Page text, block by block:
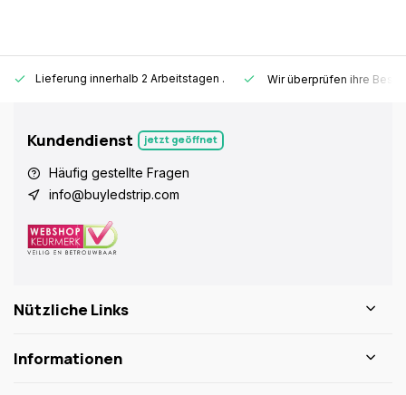
Lieferung innerhalb 2 Arbeitstagen . Wir überprüfen ihre
Kundendienst jetzt geöffnet
Häufig gestellte Fragen
info@buyledstrip.com
Nützliche Links
Informationen